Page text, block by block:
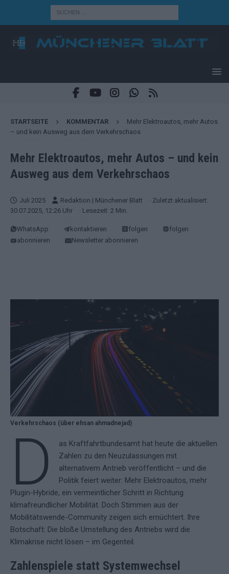
STARTSEITE KOMMENTAR
Mehr Elektroautos, mehr Autos
– und kein Ausweg aus dem Verkehrschaos
Mehr Elektroautos, mehr Autos – und kein
Ausweg aus dem Verkehrschaos
Juli 2025 Redaktion | Münchener Blatt
· Zuletzt aktualisiert:
30.07.2025, 12:26 Uhr
· Lesezeit: 2 Min.
WhatsApp kontaktieren folgen
folgen
abonnieren
Newsletter abonnieren
Verkehrschaos (über ehsan ahmadnejad)
D
as Kraftfahrtbundesamt hat heute die aktuellen
Zahlen zu den Neuzulassungen mit
alternativem Antrieb veröffentlicht – und die
Politik feiert weiter: Mehr Elektroautos, mehr
Plugin-Hybride, ein vermeintlicher Schritt in Richtung
klimafreundlicher Mobilität. Doch Stimmen aus der
Mobilitätswende-Community zeigen sich ernüchtert. Ihre
Botschaft: Die bloße Umstellung des Antriebs wird die
Klimakrise nicht lösen – im Gegenteil.
Zahlenspiele statt Systemwechsel